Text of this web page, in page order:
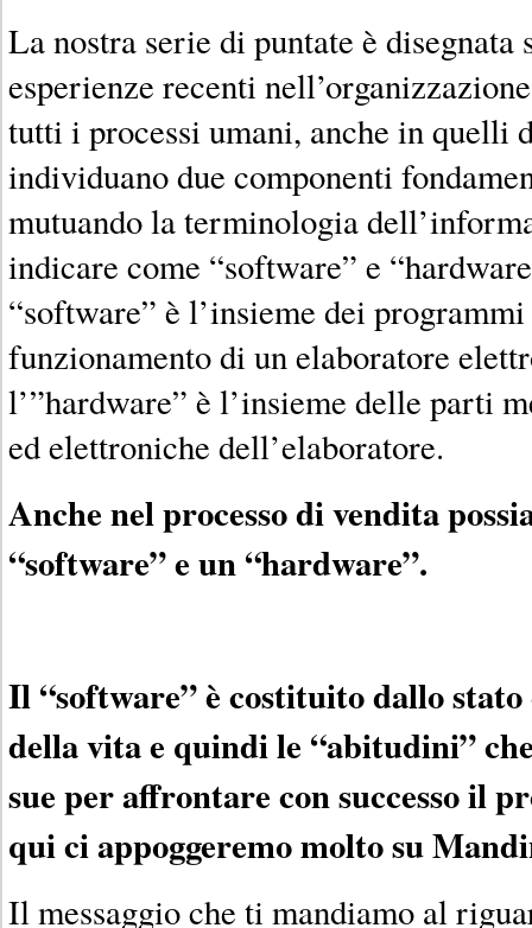
La nostra serie di puntate è disegnata
esperienze recenti
tutti i processi umani, anche in quelli
individuano due componenti
mutuando la terminologia
indicare come “software” e
“software” è l’insieme dei
funzionamento di un elaboratore
l’”hardware” è l’insieme delle parti
ed elettroniche dell’elaboratore.
Anche nel processo di vendita
“software” e un “hardware”.
Il “software” è costituito dallo stato
della vita e quindi le “abitudini”
sue per affrontare con successo il
qui ci appoggeremo molto su
Il messaggio che ti mandiamo al